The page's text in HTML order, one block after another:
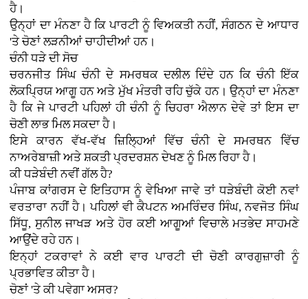
ਹੈ।
ਉਨ੍ਹਾਂ ਦਾ ਮੰਨਣਾ ਹੈ ਕਿ ਪਾਰਟੀ ਨੂੰ ਵਿਅਕਤੀ ਨਹੀਂ, ਸੰਗਠਨ ਦੇ ਆਧਾਰ
'ਤੇ ਚੋਣਾਂ ਲੜਨੀਆਂ ਚਾਹੀਦੀਆਂ ਹਨ।
ਚੰਨੀ ਧੜੇ ਦੀ ਸੋਚ
ਚਰਨਜੀਤ ਸਿੰਘ ਚੰਨੀ ਦੇ ਸਮਰਥਕ ਦਲੀਲ ਦਿੰਦੇ ਹਨ ਕਿ ਚੰਨੀ ਇੱਕ
ਲੋਕਪ੍ਰਿਯ ਆਗੂ ਹਨ ਅਤੇ ਮੁੱਖ ਮੰਤਰੀ ਰਹਿ ਚੁੱਕੇ ਹਨ। ਉਨ੍ਹਾਂ ਦਾ ਮੰਨਣਾ
ਹੈ ਕਿ ਜੇ ਪਾਰਟੀ ਪਹਿਲਾਂ ਹੀ ਚੰਨੀ ਨੂੰ ਚਿਹਰਾ ਐਲਾਨ ਦੇਵੇ ਤਾਂ ਇਸ ਦਾ
ਚੋਣੀ ਲਾਭ ਮਿਲ ਸਕਦਾ ਹੈ।
ਇਸੇ ਕਾਰਨ ਵੱਖ-ਵੱਖ ਜ਼ਿਲ੍ਹਿਆਂ ਵਿੱਚ ਚੰਨੀ ਦੇ ਸਮਰਥਨ ਵਿੱਚ
ਨਾਅਰੇਬਾਜ਼ੀ ਅਤੇ ਸ਼ਕਤੀ ਪ੍ਰਦਰਸ਼ਨ ਦੇਖਣ ਨੂੰ ਮਿਲ ਰਿਹਾ ਹੈ।
ਕੀ ਧੜੇਬੰਦੀ ਨਵੀਂ ਗੱਲ ਹੈ?
ਪੰਜਾਬ ਕਾਂਗਰਸ ਦੇ ਇਤਿਹਾਸ ਨੂੰ ਵੇਖਿਆ ਜਾਵੇ ਤਾਂ ਧੜੇਬੰਦੀ ਕੋਈ ਨਵਾਂ
ਵਰਤਾਰਾ ਨਹੀਂ ਹੈ। ਪਹਿਲਾਂ ਵੀ ਕੈਪਟਨ ਅਮਰਿੰਦਰ ਸਿੰਘ, ਨਵਜੋਤ ਸਿੰਘ
ਸਿੱਧੂ, ਸੁਨੀਲ ਜਾਖੜ ਅਤੇ ਹੋਰ ਕਈ ਆਗੂਆਂ ਵਿਚਾਲੇ ਮਤਭੇਦ ਸਾਹਮਣੇ
ਆਉਂਦੇ ਰਹੇ ਹਨ।
ਇਨ੍ਹਾਂ ਟਕਰਾਵਾਂ ਨੇ ਕਈ ਵਾਰ ਪਾਰਟੀ ਦੀ ਚੋਣੀ ਕਾਰਗੁਜ਼ਾਰੀ ਨੂੰ
ਪ੍ਰਭਾਵਿਤ ਕੀਤਾ ਹੈ।
ਚੋਣਾਂ 'ਤੇ ਕੀ ਪਵੇਗਾ ਅਸਰ?